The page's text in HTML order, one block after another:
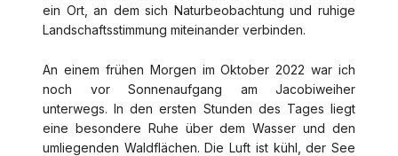
ein Ort, an dem sich Naturbeobachtung und ruhige
Landschaftsstimmung miteinander verbinden.
An einem frühen Morgen im Oktober 2022 war ich
noch vor Sonnenaufgang am Jacobiweiher
unterwegs. In den ersten Stunden des Tages liegt
eine besondere Ruhe über dem Wasser und den
umliegenden Waldflächen. Die Luft ist kühl, der See